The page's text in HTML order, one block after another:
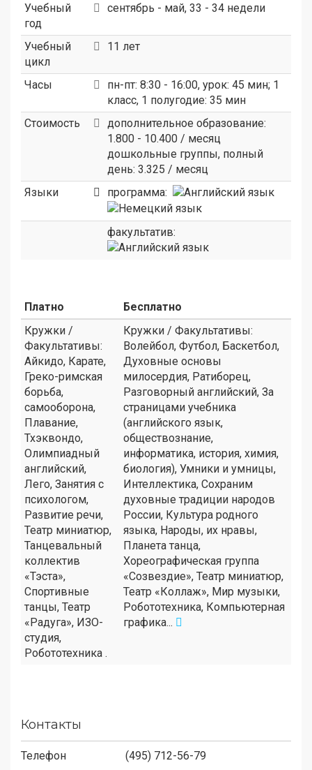
Учебный
год
сентябрь - май, 33 - 34 недели
Учебный
цикл
11 лет
Часы
пн-пт: 8:30 - 16:00, урок: 45 мин; 1
класс, 1 полугодие: 35 мин
Стоимость
дополнительное образование:
1.800 - 10.400 / месяц
дошкольные группы, полный
день: 3.325 / месяц
Языки
программа:
факультатив:
Платно
Бесплатно
Кружки /
Факультативы:
Айкидо, Карате,
Греко-римская
борьба,
самооборона,
Плавание,
Тхэквондо,
Олимпиадный
английский,
Лего, Занятия с
психологом,
Развитие речи,
Театр миниатюр,
Танцевальный
коллектив
«Тэста»,
Спортивные
танцы, Театр
«Радуга», ИЗО-
студия,
Робототехника .
Кружки / Факультативы:
Волейбол, Футбол, Баскетбол,
Духовные основы
милосердия, Ратиборец,
Разговорный английский, За
страницами учебника
(английского язык,
обществознание,
информатика, история, химия,
биология), Умники и умницы,
Интеллектика, Сохраним
духовные традиции народов
России, Культура родного
языка, Народы, их нравы,
Планета танца,
Хореографическая группа
«Созвездие», Театр миниатюр,
Театр «Коллаж», Мир музыки,
Робототехника, Компьютерная
графика...
Контакты
Телефон
(495) 712-56-79